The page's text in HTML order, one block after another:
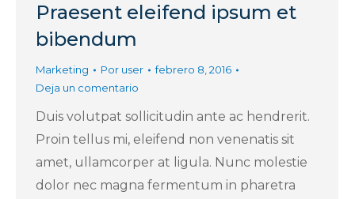
Praesent eleifend ipsum et
bibendum
Marketing Por user
febrero 8, 2016
Deja un comentario
Duis volutpat sollicitudin ante ac hendrerit.
Proin tellus mi, eleifend non venenatis sit
amet, ullamcorper at ligula. Nunc molestie
dolor nec magna fermentum in pharetra